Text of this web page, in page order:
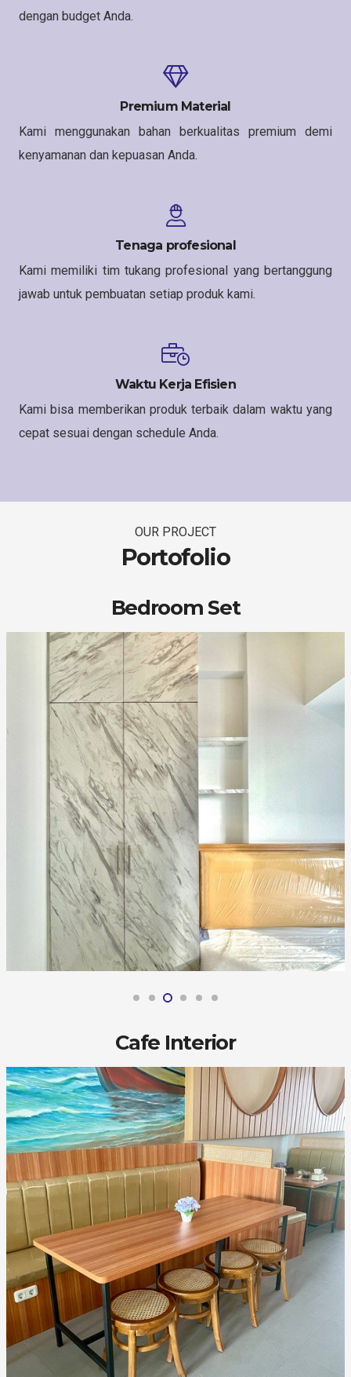
dengan budget Anda.
Premium Material
Kami menggunakan bahan berkualitas premium demi
kenyamanan dan kepuasan Anda.
Tenaga profesional
Kami memiliki tim tukang profesional yang bertanggung
jawab untuk pembuatan setiap produk kami.
Waktu Kerja Efisien
Kami bisa memberikan produk terbaik dalam waktu yang
cepat sesuai dengan schedule Anda.
OUR PROJECT
Portofolio
Bedroom Set
Cafe Interior